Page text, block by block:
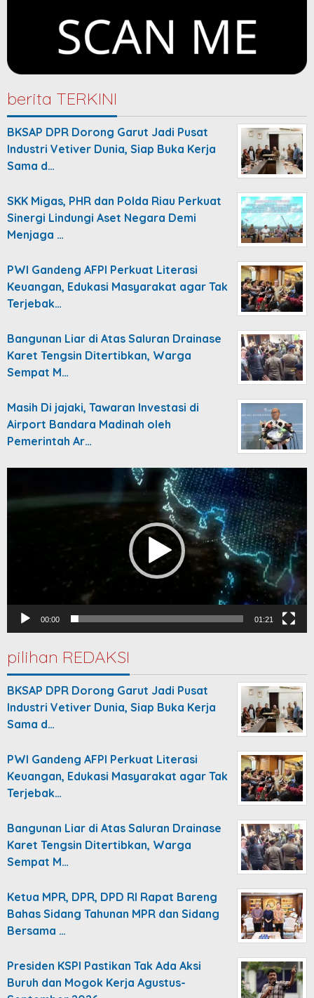
berita TERKINI
BKSAP DPR Dorong Garut Jadi Pusat
Industri Vetiver Dunia, Siap Buka Kerja
Sama d…
SKK Migas, PHR dan Polda Riau Perkuat
Sinergi Lindungi Aset Negara Demi
Menjaga …
PWI Gandeng AFPI Perkuat Literasi
Keuangan, Edukasi Masyarakat agar Tak
Terjebak…
Bangunan Liar di Atas Saluran Drainase
Karet Tengsin Ditertibkan, Warga
Sempat M…
Masih Di jajaki, Tawaran Investasi di
Airport Bandara Madinah oleh
Pemerintah Ar…
00:00 01:21
pilihan REDAKSI
BKSAP DPR Dorong Garut Jadi Pusat
Industri Vetiver Dunia, Siap Buka Kerja
Sama d…
PWI Gandeng AFPI Perkuat Literasi
Keuangan, Edukasi Masyarakat agar Tak
Terjebak…
Bangunan Liar di Atas Saluran Drainase
Karet Tengsin Ditertibkan, Warga
Sempat M…
Ketua MPR, DPR, DPD RI Rapat Bareng
Bahas Sidang Tahunan MPR dan Sidang
Bersama …
Presiden KSPI Pastikan Tak Ada Aksi
Buruh dan Mogok Kerja Agustus-